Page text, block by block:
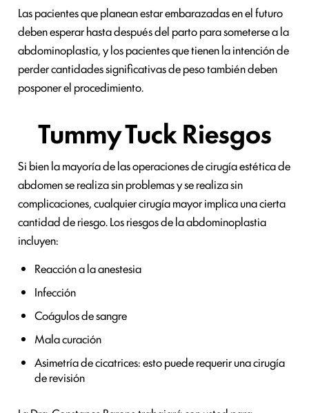
Las pacientes que planean estar embarazadas en el futuro
deben esperar hasta después del parto para someterse a la
abdominoplastia, y los pacientes que tienen la intención de
perder cantidades significativas de peso también deben
posponer el procedimiento.
Tummy Tuck Riesgos
Si bien la mayoría de las operaciones de cirugía estética de
abdomen se realiza sin problemas y se realiza sin
complicaciones, cualquier cirugía mayor implica una cierta
cantidad de riesgo. Los riesgos de la abdominoplastia
incluyen:
Reacción a la anestesia
Infección
Coágulos de sangre
Mala curación
Asimetría de cicatrices: esto puede requerir una cirugía
de revisión